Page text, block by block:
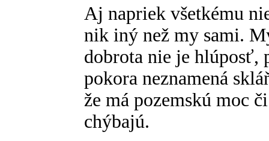
Aj napriek všetkému
nik iný než my sami.
dobrota nie je hlúposť,
pokora neznamená
že má pozemskú moc
chýbajú.